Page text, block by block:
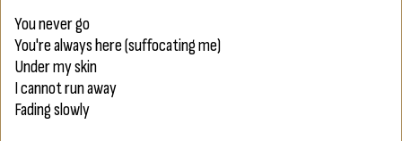
You never go
You're always here (suffocating me)
Under my skin
I cannot run away
Fading slowly